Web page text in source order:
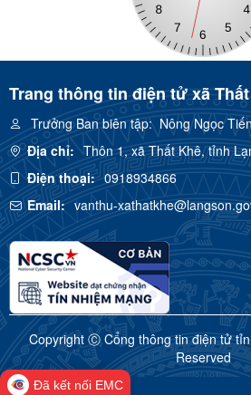
Trang thông tin điện tử xã
Trưởng Ban biên tập:Nông Ngọc
Địa chỉ: Thôn 1, xã Thất Khê, tỉnh
Điện thoại: 0918934866
Email: vanthu-
Copyright Ⓒ Cổng thông tin điện tử
Reserved
Đã kết nối EMC